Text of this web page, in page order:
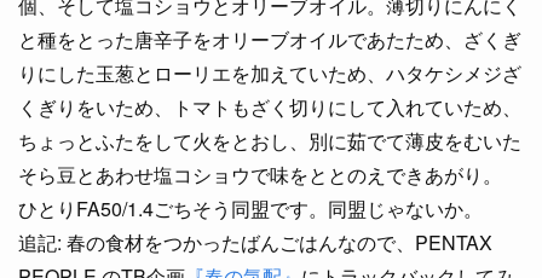
と種をとった唐辛子をオリーブオイルであたため、ざくぎ
りにした玉葱とローリエを加えていため、ハタケシメジざ
くぎりをいため、トマトもざく切りにして入れていため、
ちょっとふたをして火をとおし、別に茹でて薄皮をむいた
そら豆とあわせ塩コショウで味をととのえできあがり。
ひとりFA50/1.4ごちそう同盟です。同盟じゃないか。
追記: 春の食材をつかったばんごはんなので、PENTAX